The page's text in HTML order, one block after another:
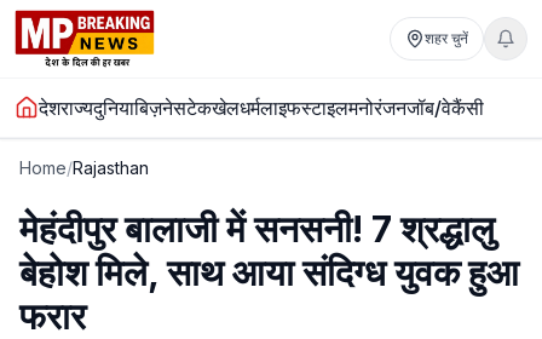
शहर चुनें
देशराज्यदुनियाबिज़नेसटेकखेलधर्मलाइफस्टाइलमनोरंजनजॉब/वेकैंसी
Home/Rajasthan
मेहंदीपुर बालाजी में सनसनी! 7 श्रद्धालु
बेहोश मिले, साथ आया संदिग्ध युवक हुआ
फरार